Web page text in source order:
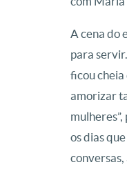
A cena do
para
ficou cheia
amorizar
os dias
conversas,